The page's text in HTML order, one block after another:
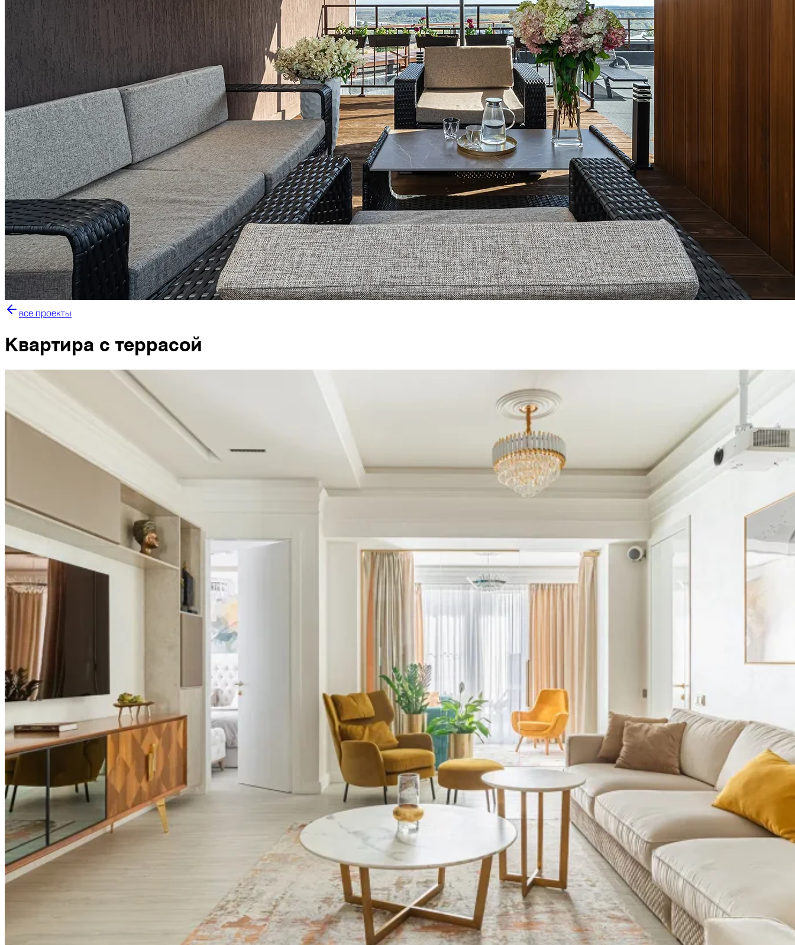
все проекты
Квартира с террасой